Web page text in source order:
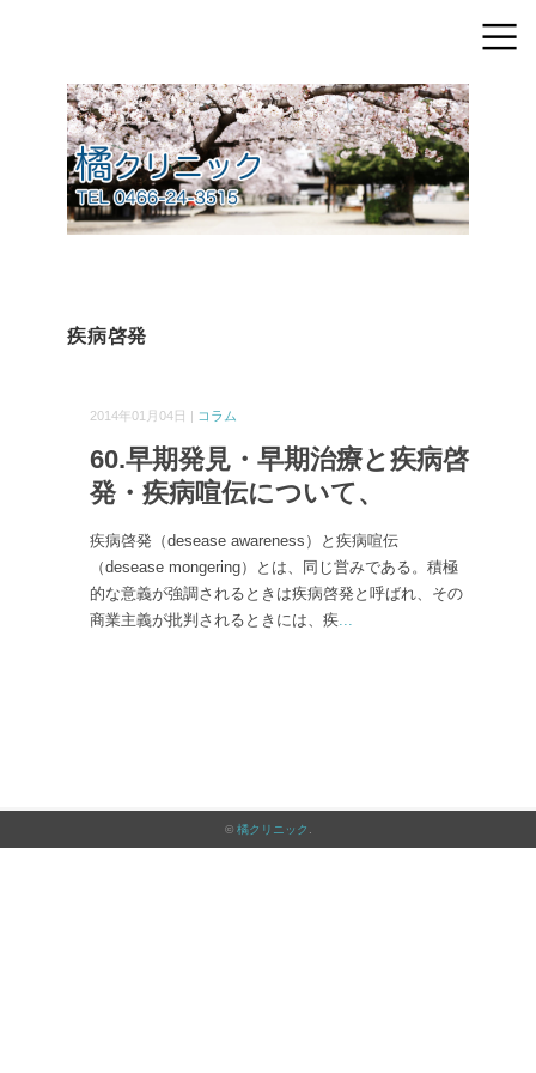
疾病啓発
2014年01月04日 | コラム
60.早期発見・早期治療と疾病啓
発・疾病喧伝について、
疾病啓発（desease awareness）と疾病喧伝
（desease mongering）とは、同じ営みである。積極
的な意義が強調されるときは疾病啓発と呼ばれ、その
商業主義が批判されるときには、疾...
© 橘クリニック